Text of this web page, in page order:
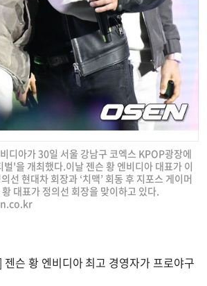
디아가 30일 서울 강남구 코엑스 KPOP광장에
'을 개최했다.이날 젠슨 황 엔비디아 대표가 이
선 현대차 회장과 ‘치맥’ 회동 후 지포스 게이머
대표가 정의선 회장을 맞이하고 있다.
슨 황 엔비디아 최고 경영자가 프로야구